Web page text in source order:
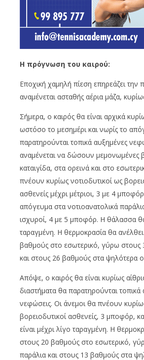
Η πρόγνωση του καιρού:
Εποχική χαμηλή πίεση επηρεάζει την
αναμένεται ασταθής αέρια μάζα,
Σήμερα, ο καιρός θα είναι αρχικά
ωστόσο το μεσημέρι και νωρίς το
παρατηρούνται τοπικά αυξημένες
αναμένεται να δώσουν μεμονωμένες
καταιγίδα, στα ορεινά και στο
πνέουν κυρίως νοτιοδυτικοί ως
ασθενείς μέχρι μέτριοι, 3 με 4
απόγευμα στα νοτιοανατολικά
ισχυροί, 4 με 5 μποφόρ. Η θάλασσα θα
ταραγμένη. Η θερμοκρασία θα
βαθμούς στο εσωτερικό, γύρω στους
και στους 26 βαθμούς στα ψηλότερα
Απόψε, ο καιρός θα είναι κυρίως
διαστήματα θα παρατηρούνται τοπικά
νεφώσεις. Οι άνεμοι θα πνέουν
βορειοδυτικοί ασθενείς, 3 μποφόρ,
είναι μέχρι λίγο ταραγμένη. Η
στους 20 βαθμούς στο εσωτερικό,
παράλια και στους 13 βαθμούς στα